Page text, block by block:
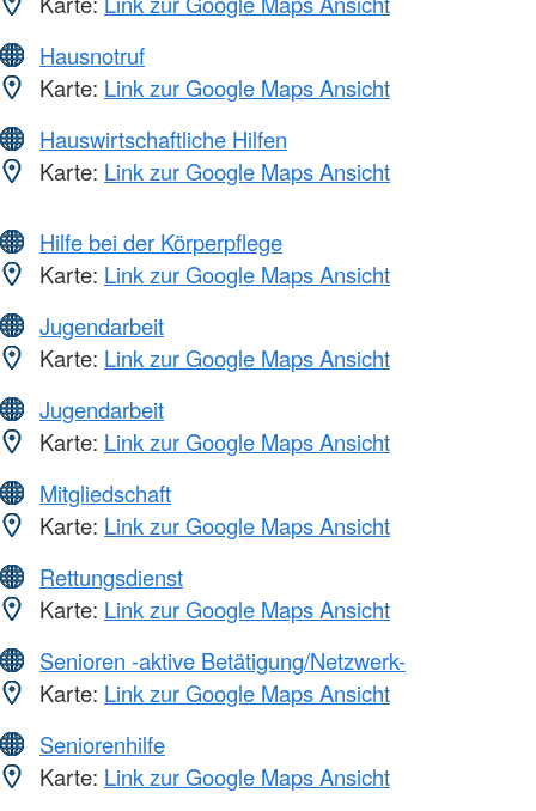
Hausnotruf
Karte: Link zur Google Maps Ansicht
Hauswirtschaftliche Hilfen
Karte: Link zur Google Maps Ansicht
Hilfe bei der Körperpflege
Karte: Link zur Google Maps Ansicht
Jugendarbeit
Karte: Link zur Google Maps Ansicht
Jugendarbeit
Karte: Link zur Google Maps Ansicht
Mitgliedschaft
Karte: Link zur Google Maps Ansicht
Rettungsdienst
Karte: Link zur Google Maps Ansicht
Senioren -aktive Betätigung/Netzwerk-
Karte: Link zur Google Maps Ansicht
Seniorenhilfe
Karte: Link zur Google Maps Ansicht